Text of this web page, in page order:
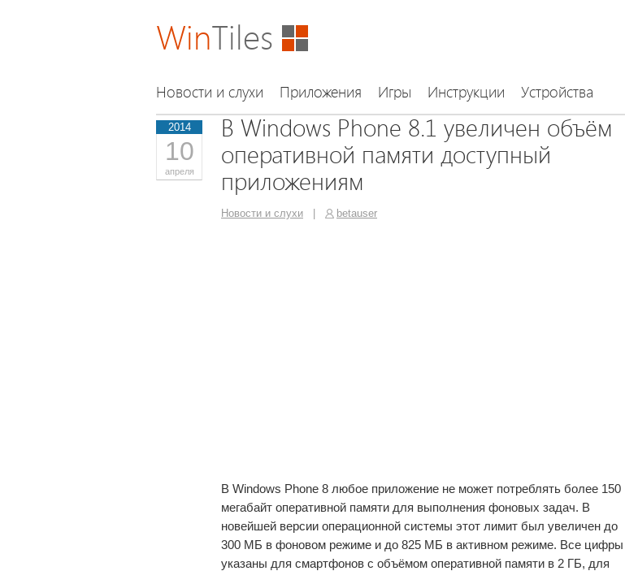
WinTiles
Новости и слухи Приложения Игры Инструкции Устройства
2014
10
апреля
В Windows Phone 8.1 увеличен объём
оперативной памяти доступный
приложениям
Новости и слухи betauser
В Windows Phone 8 любое приложение не может потреблять более 150
мегабайт оперативной памяти для выполнения фоновых задач. В
новейшей версии операционной системы этот лимит был увеличен до
300 МБ в фоновом режиме и до 825 МБ в активном режиме. Все цифры
указаны для смартфонов с объёмом оперативной памяти в 2 ГБ, для